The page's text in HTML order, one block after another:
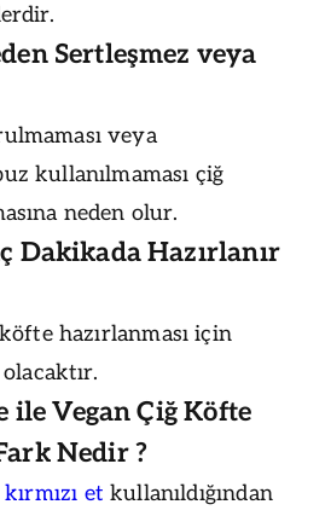
Sertleşmez veya
veya
kullanılmaması çiğ
neden olur.
Dakikada Hazırlanır
hazırlanması için
ile Vegan Çiğ Köfte
Nedir ?
kırmızı et kullanıldığından